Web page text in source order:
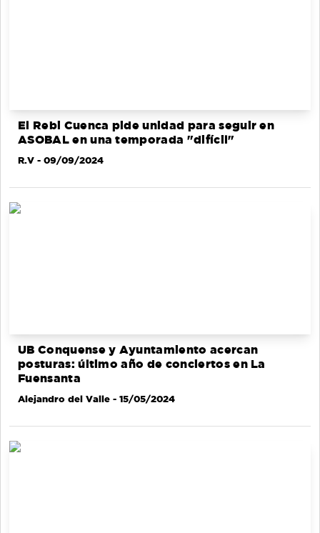
El Rebi Cuenca pide unidad para seguir en
ASOBAL en una temporada "difícil"
R.V - 09/09/2024
UB Conquense y Ayuntamiento acercan
posturas: último año de conciertos en La
Fuensanta
Alejandro del Valle - 15/05/2024